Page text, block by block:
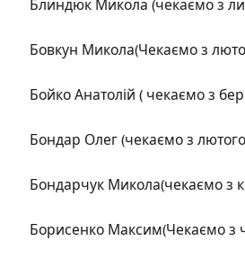
Блиндюк Микола (чекаємо з
Бовкун Микола(Чекаємо з
Бойко Анатолій ( чекаємо з
Бондар Олег (чекаємо з
Бондарчук Микола(чекаємо з
Борисенко Максим(Чекаємо з